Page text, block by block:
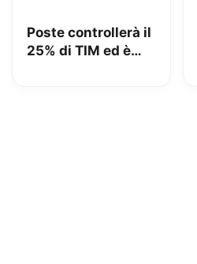
Poste controllerà il
25% di TIM ed è